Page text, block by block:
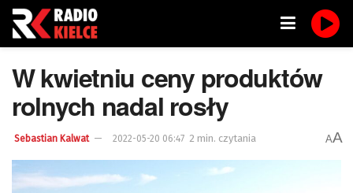
W kwietniu ceny produktów
rolnych nadal rosły
Sebastian Kalwat 2022-05-20 06:47 2 min. czytania AA